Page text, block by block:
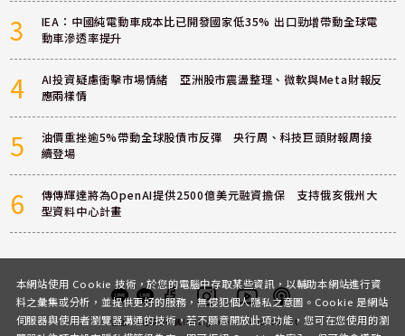
3
IEA：中國純電動車成本比已開發國家低35% 出口勁增帶動全球電
動車滲透率提升
4
AI投資疑慮衝擊市場情緒 亞洲股市震盪整理、微軟與Meta財報反
應兩樣情
5
油價重挫逾5%帶動全球股債市反彈 央行周、科技巨頭財報周接
續登場
6
傳傳輝達將為OpenAI提供2500億美元融資擔保 支持俄亥俄州大
型資料中心計畫
客服 討論區粉絲團InstagramYoutubePodcast
本網站使用 Cookie 技術，於您的電腦中存取某些資訊，以輔助本網站進行資
料之彙集或分析，並提供更好的服務，無侵犯個人隱私之意圖。Cookie 是網站
伺服器與使用者瀏覽器溝通的技術，若不願意開放此項功能，您可在您使用的瀏